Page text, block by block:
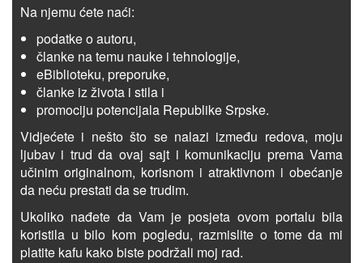
Na njemu ćete naći:
podatke o autoru,
članke na temu nauke i tehnologije,
eBiblioteku, preporuke,
članke iz života i stila i
promociju potencijala Republike Srpske.
Vidjećete i nešto što se nalazi između redova, moju
ljubav i trud da ovaj sajt i komunikaciju prema Vama
učinim originalnom, korisnom i atraktivnom i obećanje
da neću prestati da se trudim.
Ukoliko nađete da Vam je posjeta ovom portalu bila
koristila u bilo kom pogledu, razmislite o tome da mi
platite kafu kako biste podržali moj rad.